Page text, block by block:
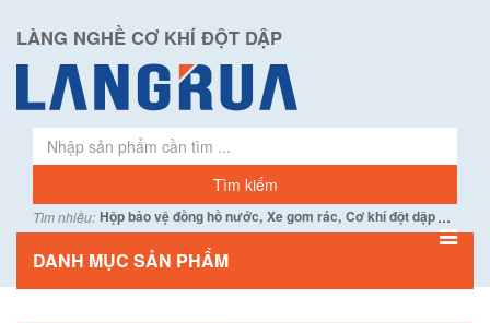
LÀNG NGHỀ CƠ KHÍ ĐỘT DẬP
Tìm nhiều: Hộp bảo vệ đồng hồ nước, Xe gom rác, Cơ khí đột dập...
DANH MỤC SẢN PHẨM